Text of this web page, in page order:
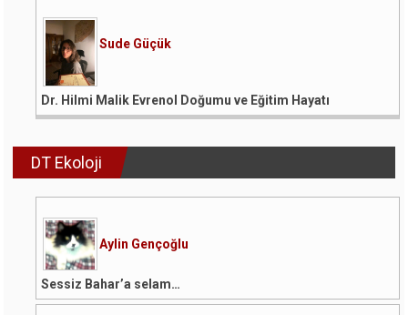
Sude Güçük
Dr. Hilmi Malik Evrenol Doğumu ve Eğitim Hayatı
DT Ekoloji
Aylin Gençoğlu
Sessiz Bahar’a selam…